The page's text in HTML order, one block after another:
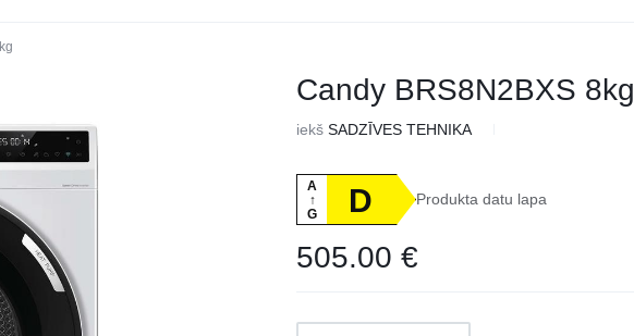
Candy BRS8N2BXS 8kg
iekšSADZĪVES TEHNIKA
A
↑
G
D Produkta datu lapa
505.00€